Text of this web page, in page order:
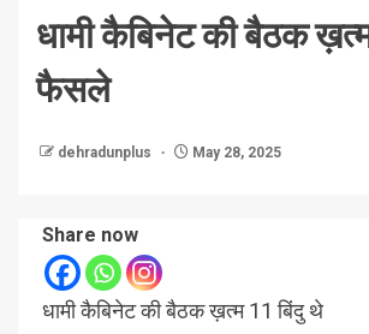
धामी कैबिनेट की बैठक
फैसले
dehradunplus May 28, 2025
Share now
धामी कैबिनेट की बैठक ख़त्म 11 बिंदु थे